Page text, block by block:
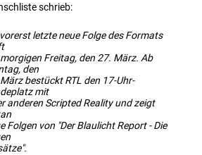
schrieb:
letzte neue Folge des Formats
Freitag, den 27. März. Ab
den
bestückt RTL den 17-Uhr-
mit
anderen Scripted Reality und zeigt
Folgen von "Der Blaulicht Report - Die